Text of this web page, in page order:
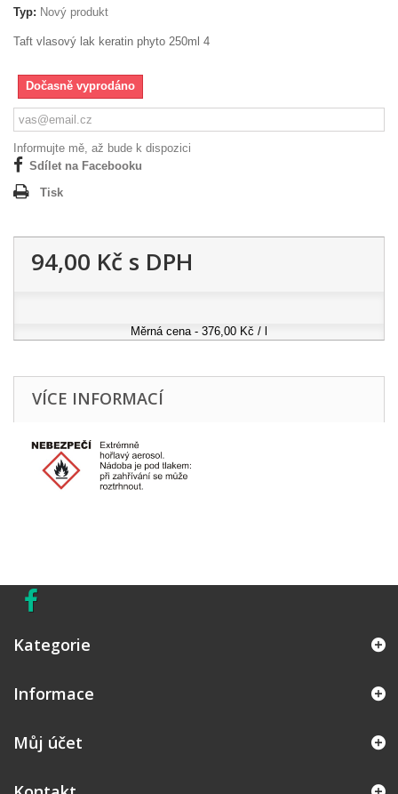
Typ: Nový produkt
Taft vlasový lak keratin phyto 250ml 4
Dočasně vyprodáno
Informujte mě, až bude k dispozici
Sdílet na Facebooku
Tisk
94,00 Kč s DPH
Měrná cena - 376,00 Kč / l
VÍCE INFORMACÍ
Kategorie
Informace
Můj účet